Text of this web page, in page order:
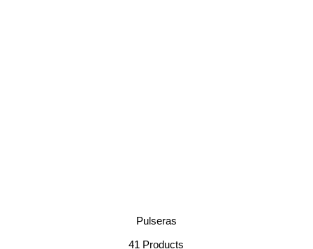
Pulseras
41 Products